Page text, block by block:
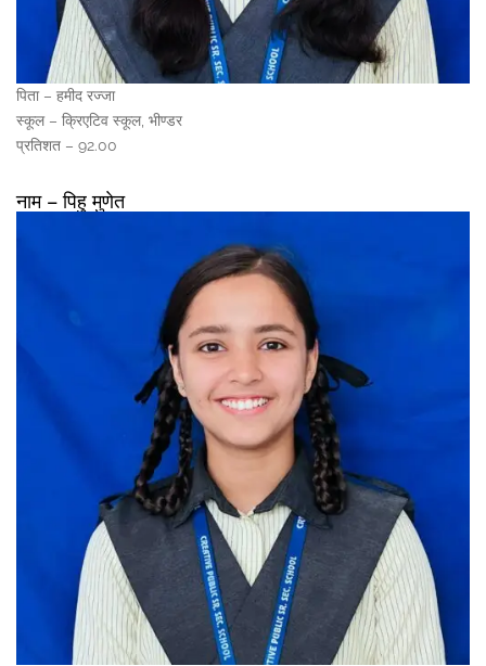
पिता – हमीद रज्जा
स्कूल – क्रिएटिव स्कूल, भीण्डर
प्रतिशत – 92.00
नाम – पिहु मुणेत